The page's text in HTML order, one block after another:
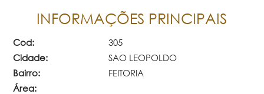
INFORMAÇÕES PRINCIPAIS
Cod:
305
Cidade:
SAO LEOPOLDO
Bairro:
FEITORIA
Área: